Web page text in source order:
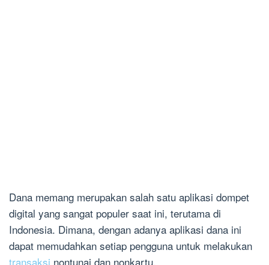
Dana memang merupakan salah satu aplikasi dompet
digital yang sangat populer saat ini, terutama di
Indonesia. Dimana, dengan adanya aplikasi dana ini
dapat memudahkan setiap pengguna untuk melakukan
transaksi nontunai dan nonkartu.